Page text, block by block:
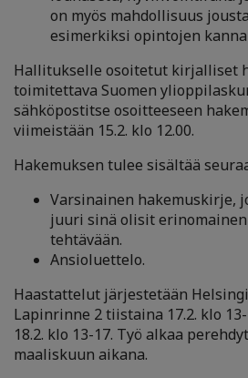
on myös mahdollisuus
esimerkiksi opintojen
Hallitukselle osoitetut kirjalliset
toimitettava Suomen
sähköpostitse osoitteeseen
viimeistään 15.2. klo 12.00.
Hakemuksen tulee sisältää
Varsinainen hakemuskirje,
juuri sinä olisit
tehtävään.
Ansioluettelo.
Haastattelut järjestetään
Lapinrinne 2 tiistaina 17.2. klo
18.2. klo 13-17. Työ alkaa
maaliskuun aikana.